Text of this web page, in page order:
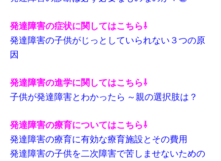
発達障害の症状に関してはこちら⇩
発達障害の子供がじっとしていられない３つの原
因
発達障害の進学に関してはこちら⇩
子供が発達障害とわかったら ～親の選択肢は？
発達障害の療育についてはこちら⇩
発達障害の療育に有効な療育施設とその費用
発達障害の子供を二次障害で苦しませないための